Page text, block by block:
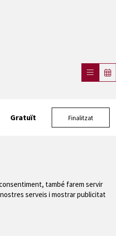
Gratuït Finalitzat
Mapa del web | Avís Legal
també farem servir
serveis i mostrar publicitat